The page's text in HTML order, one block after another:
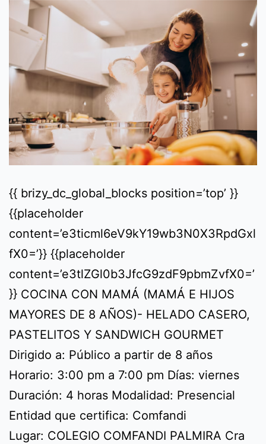
{{ brizy_dc_global_blocks position=’top’ }}
{{placeholder
content=’e3ticml6eV9kY19wb3N0X3RpdGxl
fX0=’}} {{placeholder
content=’e3tlZGl0b3JfcG9zdF9pbmZvfX0=’
}} COCINA CON MAMÁ (MAMÁ E HIJOS
MAYORES DE 8 AÑOS)- HELADO CASERO,
PASTELITOS Y SANDWICH GOURMET
Dirigido a: Público a partir de 8 años
Horario: 3:00 pm a 7:00 pm Días: viernes
Duración: 4 horas Modalidad: Presencial
Entidad que certifica: Comfandi
Lugar: COLEGIO COMFANDI PALMIRA Cra